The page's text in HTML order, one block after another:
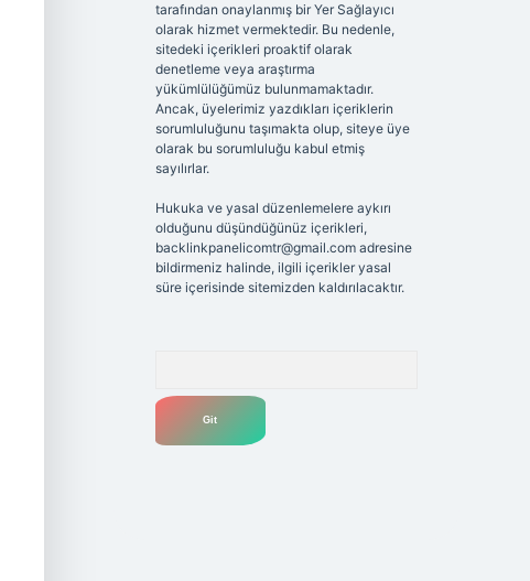
tarafından onaylanmış bir Yer Sağlayıcı
olarak hizmet vermektedir. Bu nedenle,
sitedeki içerikleri proaktif olarak
denetleme veya araştırma
yükümlülüğümüz bulunmamaktadır.
Ancak, üyelerimiz yazdıkları içeriklerin
sorumluluğunu taşımakta olup, siteye üye
olarak bu sorumluluğu kabul etmiş
sayılırlar.
Hukuka ve yasal düzenlemelere aykırı
olduğunu düşündüğünüz içerikleri,
backlinkpanelicomtr@gmail.comadresine
bildirmeniz halinde, ilgili içerikler yasal
süre içerisinde sitemizden kaldırılacaktır.